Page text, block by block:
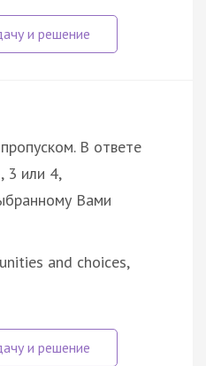
В ответе
3 или 4,
Вами
and choices,